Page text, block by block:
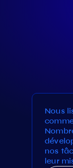
Nous
nos
leur